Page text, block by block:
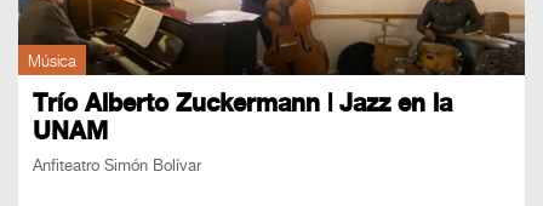
Música
Trío Alberto Zuckermann | Jazz en la
UNAM
Anfiteatro Simón Bolívar